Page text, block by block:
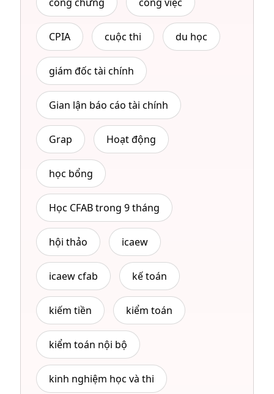
CPIA cuộc thi du học
giám đốc tài chính
Gian lận báo cáo tài chính
Grap Hoạt động
học bổng
Học CFAB trong 9 tháng
hội thảo icaew
icaew cfab kế toán
kiếm tiền kiểm toán
kiểm toán nội bộ
kinh nghiệm học và thi